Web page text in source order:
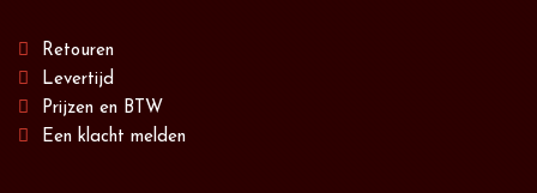
Retouren
Levertijd
Prijzen en BTW
Een klacht melden